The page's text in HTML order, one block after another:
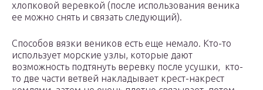
хлопковой веревкой (после использования веника
ее можно снять и связать следующий).
Способов вязки веников есть еще немало. Кто-то
использует морские узлы, которые дают
возможность подтянуть веревку после усушки, кто-
то две части ветвей накладывает крест-накрест